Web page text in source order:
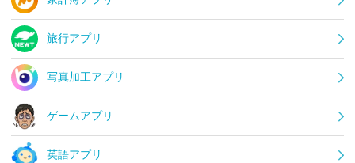
旅行アプリ
写真加工アプリ
ゲームアプリ
英語アプリ